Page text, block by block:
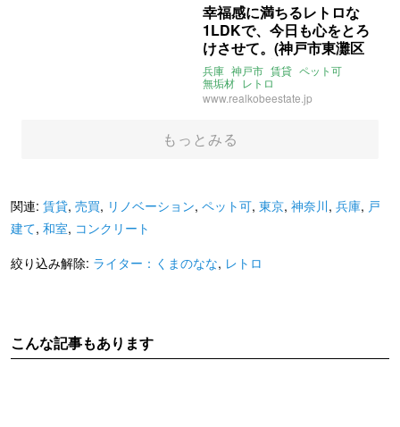
幸福感に満ちるレトロな
1LDKで、今日も心をとろ
けさせて。(神戸市東灘区
56㎡の賃貸物件)
兵庫 神戸市 賃貸 ペット可
無垢材 レトロ
ライター：くまのなな
www.realkobeestate.jp
もっとみる
関連: 賃貸, 売買, リノベーション, ペット可, 東京, 神奈川, 兵庫, 戸
建て, 和室, コンクリート
絞り込み解除: ライター：くまのなな, レトロ
こんな記事もあります